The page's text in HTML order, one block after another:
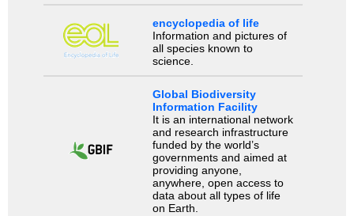
encyclopedia of life
Information and pictures of
all species known to
science.
Global Biodiversity
Information Facility
It is an international network
and research infrastructure
funded by the world’s
governments and aimed at
providing anyone,
anywhere, open access to
data about all types of life
on Earth.